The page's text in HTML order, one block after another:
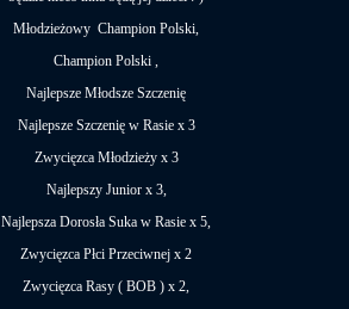
Młodzieżowy Champion Polski,
Champion Polski ,
Najlepsze Młodsze Szczenię
Najlepsze Szczenię w Rasie x 3
Zwycięzca Młodzieży x 3
Najlepszy Junior x 3,
Najlepsza Dorosła Suka w Rasie x 5,
Zwycięzca Płci Przeciwnej x 2
Zwycięzca Rasy ( BOB ) x 2,